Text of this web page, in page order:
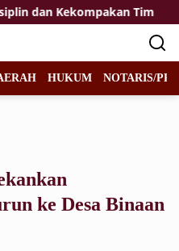
dan Kekompakan Tim
HUKUM NOTARIS/
ke Desa Binaan